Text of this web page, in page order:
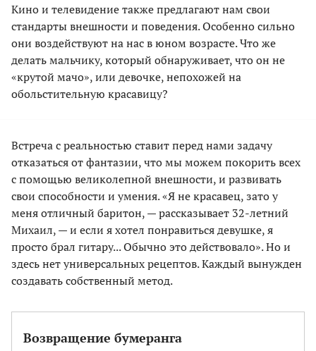
Кино и телевидение также предлагают нам свои
стандарты внешности и поведения. Особенно сильно
они воздействуют на нас в юном возрасте. Что же
делать мальчику, который обнаруживает, что он не
«крутой мачо», или девочке, непохожей на
обольстительную красавицу?
Встреча с реальностью ставит перед нами задачу
отказаться от фантазии, что мы можем покорить всех
с помощью великолепной внешности, и развивать
свои способности и умения. «Я не красавец, зато у
меня отличный баритон, — рассказывает 32-летний
Михаил, — и если я хотел понравиться девушке, я
просто брал гитару... Обычно это действовало». Но и
здесь нет универсальных рецептов. Каждый вынужден
создавать собственный метод.
Возвращение бумеранга